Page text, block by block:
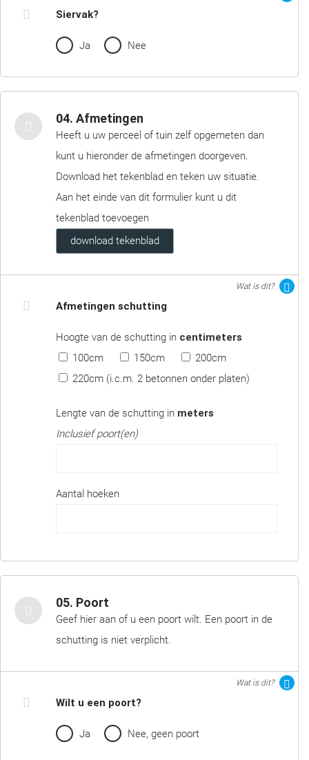
Siervak?
Ja Nee
04. Afmetingen
Heeft u uw perceel of tuin zelf opgemeten dan
kunt u hieronder de afmetingen doorgeven.
Download het tekenblad en teken uw situatie.
Aan het einde van dit formulier kunt u dit
tekenblad toevoegen
download tekenblad
Wat is dit?
Afmetingen schutting
Hoogte van de schutting in centimeters
100cm
150cm
200cm
220cm (i.c.m. 2 betonnen onder platen)
Lengte van de schutting in meters
Inclusief poort(en)
Aantal hoeken
05. Poort
Geef hier aan of u een poort wilt. Een poort in de
schutting is niet verplicht.
Wat is dit?
Wilt u een poort?
Ja Nee, geen poort